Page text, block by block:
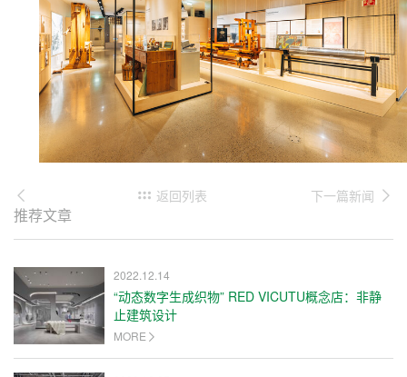
返回列表 下一篇新闻
推荐文章
2022.12.14
“动态数字生成织物” RED VICUTU概念店：非静
止建筑设计
MORE